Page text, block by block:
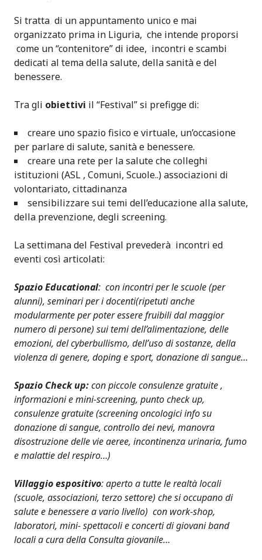
Si tratta di un appuntamento unico e mai
organizzato prima in Liguria, che intende proporsi
come un “contenitore” di idee, incontri e scambi
dedicati al tema della salute, della sanità e del
benessere.
Tra gli obiettivi il “Festival” si prefigge di:
creare uno spazio fisico e virtuale, un’occasione
per parlare di salute, sanità e benessere.
creare una rete per la salute che colleghi
istituzioni (ASL , Comuni, Scuole..) associazioni di
volontariato, cittadinanza
sensibilizzare sui temi dell’educazione alla salute,
della prevenzione, degli screening.
La settimana del Festival prevederà incontri ed
eventi così articolati:
Spazio Educational: con incontri per le scuole (per
alunni), seminari per i docenti(ripetuti anche
modularmente per poter essere fruibili dal maggior
numero di persone) sui temi dell’alimentazione, delle
emozioni, del cyberbullismo, dell’uso di sostanze, della
violenza di genere, doping e sport, donazione di sangue…
Spazio Check up:con piccole consulenze gratuite ,
informazioni e mini-screening, punto check up,
consulenze gratuite (screening oncologici info su
donazione di sangue, controllo dei nevi, manovra
disostruzione delle vie aeree, incontinenza urinaria, fumo
e malattie del respiro…)
Villaggio espositivo: aperto a tutte le realtà locali
(scuole, associazioni, terzo settore) che si occupano di
salute e benessere a vario livello) con work-shop,
laboratori, mini- spettacoli e concerti di giovani band
locali a cura della Consulta giovanile…